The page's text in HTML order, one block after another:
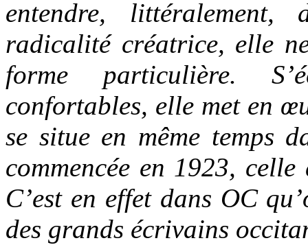
entendre,
radicalité créatrice, elle
forme particulière.
confortables, elle met en
se situe en même temps
commencée en 1923,
C’est en effet dans OC
des grands écrivains